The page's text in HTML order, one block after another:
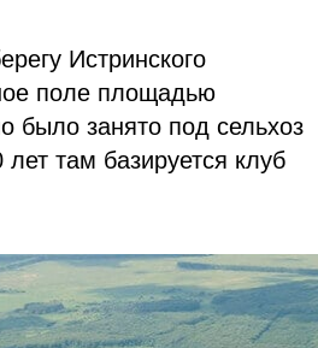
Истринского
поле площадью
было занято под сельхоз
там базируется клуб